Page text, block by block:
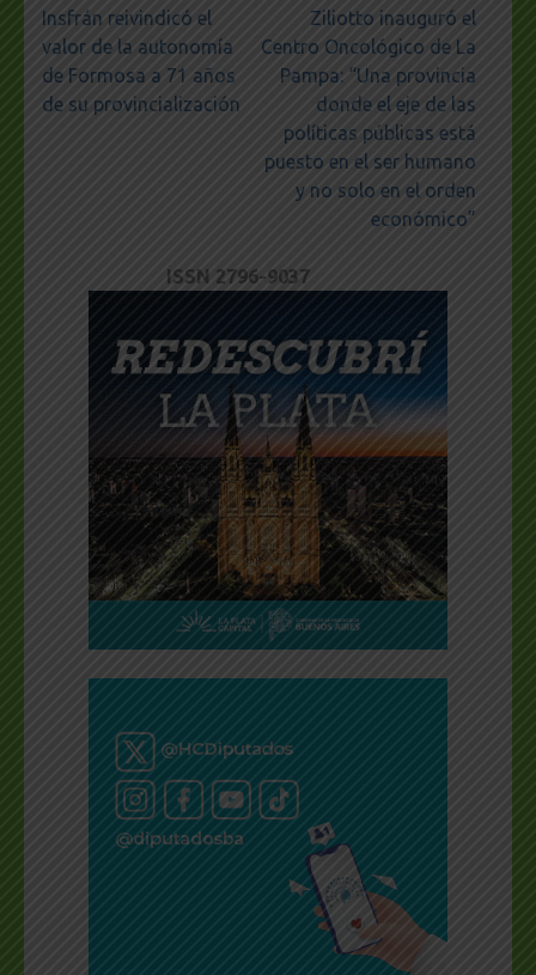
Navegación
de
entradas
Insfrán reivindicó el
valor de la autonomía
de Formosa a 71 años
de su provincialización
Ziliotto inauguró el
Centro Oncológico de La
Pampa: “Una provincia
donde el eje de las
políticas públicas está
puesto en el ser humano
y no solo en el orden
económico”
ISSN 2796-9037